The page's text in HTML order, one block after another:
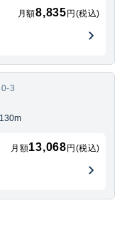
月額8,835円(税込)
3
月額13,068円(税込)